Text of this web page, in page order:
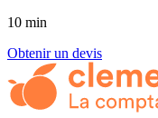
10 min
Obtenir un devis